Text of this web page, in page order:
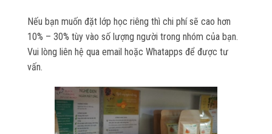
Nếu bạn muốn đặt lớp học riêng thì chi phí sẽ cao hơn
10% – 30% tùy vào số lượng người trong nhóm của bạn.
Vui lòng liên hệ qua email hoặc Whatapps để được tư
vấn.